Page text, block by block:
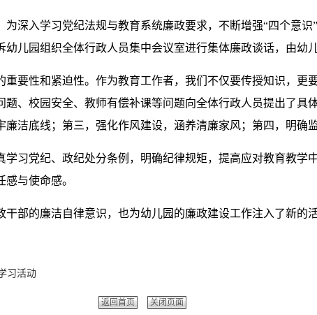
深入学习党纪法规与教育系统廉政要求，不断增强“四个意识
幼儿园组织全体行政人员集中会议室进行集体廉政谈话，由幼
要性和紧迫性。作为教育工作者，我们不仅要传授知识，更
题、校园安全、教师有偿补课等问题向全体行政人员提出了具
洁底线；第三，强化作风建设，涵养清廉家风；第四， 明确
习党纪、政纪处分条例，明确纪律规矩，提高应对教育教学
与使命感。
部的廉洁自律意识，也为幼儿园的廉政建设工作注入了新的活
习活动
返回首页 关闭页面